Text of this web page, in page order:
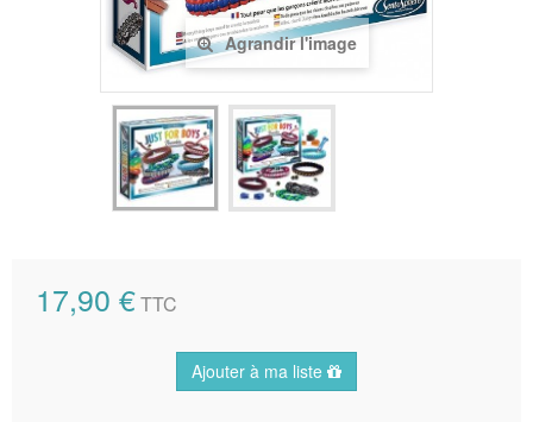
Agrandir l'image
17,90 €TTC
Ajouter à ma liste